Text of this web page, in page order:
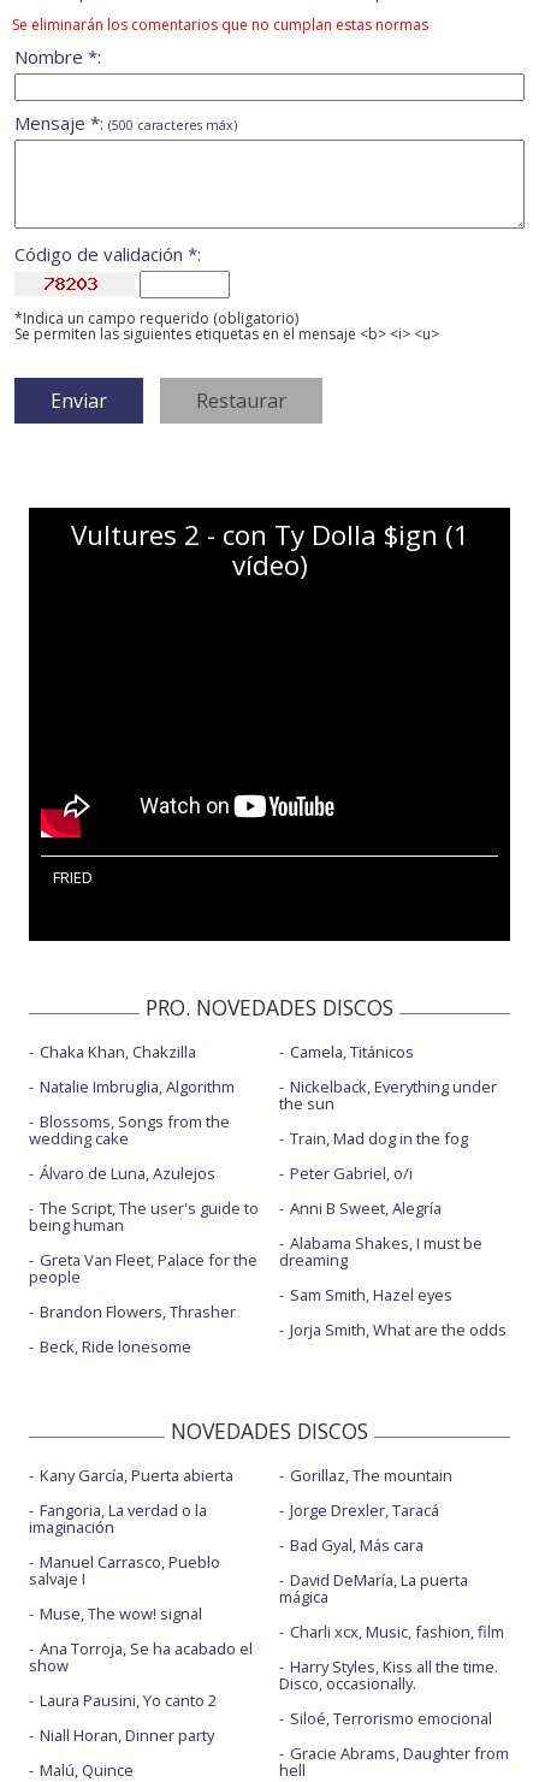
Se eliminarán los comentarios que no cumplan estas normas
Nombre *:
Mensaje *: (500 caracteres máx)
Código de validación *:
*Indica un campo requerido (obligatorio)
Se permiten las siguientes etiquetas en el mensaje <b> <i> <u>
Vultures 2 - con Ty Dolla $ign (1
vídeo)
FRIED
PRO. NOVEDADES DISCOS
Chaka Khan, Chakzilla
Natalie Imbruglia, Algorithm
Blossoms, Songs from the
wedding cake
Álvaro de Luna, Azulejos
The Script, The user's guide to
being human
Greta Van Fleet, Palace for the
people
Brandon Flowers, Thrasher
Beck, Ride lonesome
Camela, Titánicos
Nickelback, Everything under
the sun
Train, Mad dog in the fog
Peter Gabriel, o/i
Anni B Sweet, Alegría
Alabama Shakes, I must be
dreaming
Sam Smith, Hazel eyes
Jorja Smith, What are the odds
NOVEDADES DISCOS
Kany García, Puerta abierta
Fangoria, La verdad o la
imaginación
Manuel Carrasco, Pueblo
salvaje I
Muse, The wow! signal
Ana Torroja, Se ha acabado el
show
Laura Pausini, Yo canto 2
Niall Horan, Dinner party
Malú, Quince
Gorillaz, The mountain
Jorge Drexler, Taracá
Bad Gyal, Más cara
David DeMaría, La puerta
mágica
Charli xcx, Music, fashion, film
Harry Styles, Kiss all the time.
Disco, occasionally.
Siloé, Terrorismo emocional
Gracie Abrams, Daughter from
hell